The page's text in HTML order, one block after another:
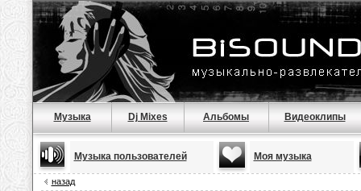
Музыка Dj Mixes Альбомы Видеоклипы
Музыка пользователей Моя музыка
назад